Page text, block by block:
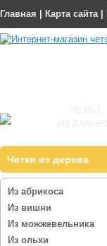
Главная Карта сайта|
Четки из дерева
Из абрикоса
Из вишни
Из можжевельника
Из ольхи